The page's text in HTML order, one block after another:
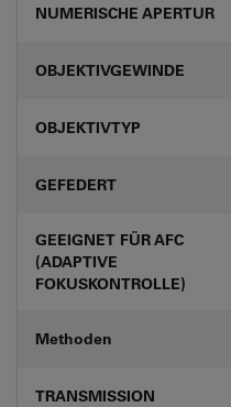
NUMERISCHE APERTUR
OBJEKTIVGEWINDE
OBJEKTIVTYP
GEFEDERT
GEEIGNET FÜR AFC
(ADAPTIVE
FOKUSKONTROLLE)
Methoden
TRANSMISSION